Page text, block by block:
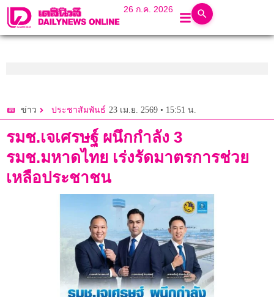
26 ก.ค. 2026
ข่าว ประชาสัมพันธ์ 23 เม.ย. 2569 • 15:51 น.
รมช.เจเศรษฐ์ ผนึกกำลัง 3
รมช.มหาดไทย เร่งรัดมาตรการช่วย
เหลือประชาชน